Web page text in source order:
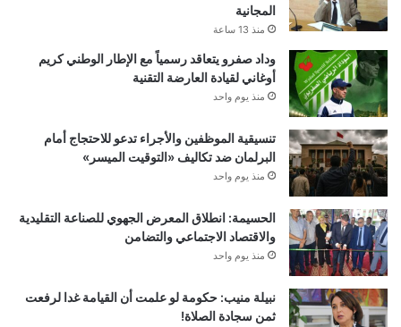
المجانية
منذ 13 ساعة
وداد صفرو يتعاقد رسمياً مع الإطار الوطني كريم
أوغاني لقيادة العارضة التقنية
منذ يوم واحد
تنسيقية الموظفين والأجراء تدعو للاحتجاج أمام
البرلمان ضد تكاليف «التوقيت الميسر»
منذ يوم واحد
الحسيمة: انطلاق المعرض الجهوي للصناعة التقليدية
والاقتصاد الاجتماعي والتضامن
منذ يوم واحد
نبيلة منيب: حكومة لو علمت أن القيامة غدا لرفعت
ثمن سجادة الصلاة!